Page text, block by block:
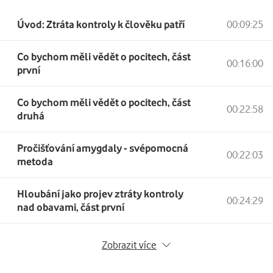
Úvod: Ztráta kontroly k člověku patří 00:09:25
Co bychom měli vědět o pocitech, část
první
00:16:00
Co bychom měli vědět o pocitech, část
druhá
00:22:58
Pročišťování amygdaly - svépomocná
metoda
00:22:03
Hloubání jako projev ztráty kontroly
nad obavami, část první
00:24:29
Hloubání jako projev ztráty kontroly nad obavami, část
Zobrazit více